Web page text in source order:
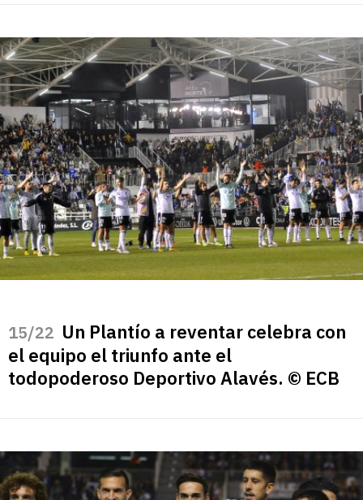
/22 Un Plantío a reventar celebra con
el equipo el triunfo ante el
todopoderoso Deportivo Alavés. © ECB